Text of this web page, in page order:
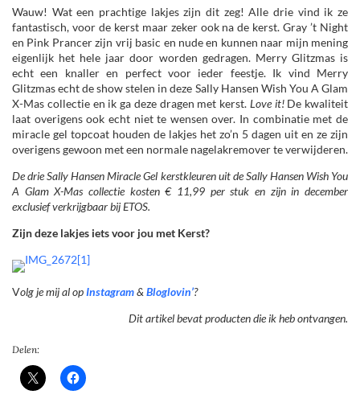
Wauw! Wat een prachtige lakjes zijn dit zeg! Alle drie vind ik ze
fantastisch, voor de kerst maar zeker ook na de kerst. Gray ’t Night
en Pink Prancer zijn vrij basic en nude en kunnen naar mijn mening
eigenlijk het hele jaar door worden gedragen. Merry Glitzmas is
echt een knaller en perfect voor ieder feestje. Ik vind Merry
Glitzmas echt de show stelen in deze Sally Hansen Wish You A Glam
X-Mas collectie en ik ga deze dragen met kerst. Love it!De kwaliteit
laat overigens ook echt niet te wensen over. In combinatie met de
miracle gel topcoat houden de lakjes het zo’n 5 dagen uit en ze zijn
overigens gewoon met een normale nagelakremover te verwijderen.
De drie Sally Hansen Miracle Gel kerstkleuren uit de Sally Hansen Wish You
A Glam X-Mas collectie kosten € 11,99 per stuk en zijn in december
exclusief verkrijgbaar bij ETOS.
Zijn deze lakjes iets voor jou met Kerst?
Volg je mij al opInstagram& Bloglovin’?
Dit artikel bevat producten die ik heb ontvangen.
Delen: